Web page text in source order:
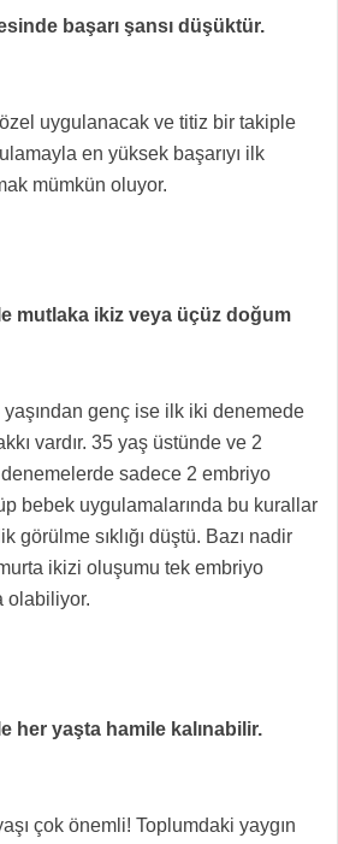
başarı şansı düşüktür.
uygulanacak ve titiz bir takiple
en yüksek başarıyı ilk
mümkün oluyor.
mutlaka ikiz veya üçüz doğum
yaşından genç ise ilk iki denemede
vardır. 35 yaş üstünde ve 2
sadece 2 embriyo
bebek uygulamalarında bu kurallar
görülme sıklığı düştü. Bazı nadir
ikizi oluşumu tek embriyo
olabiliyor.
her yaşta hamile kalınabilir.
çok önemli! Toplumdaki yaygın